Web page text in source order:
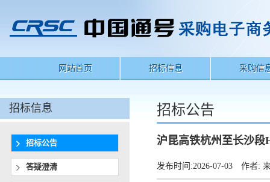
网站首页 招标信息 采购信
招标信息
招标公告
答疑澄清
招标公告
沪昆高铁杭州至长沙段
发布时间:2026-07-03 作者: